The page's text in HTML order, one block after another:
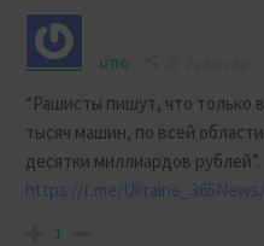
uno
“Рашисты пишут, что только
тысяч машин, по всей
десятки миллиардов рублей”.
https://t.me/Ukraine_365News/
1